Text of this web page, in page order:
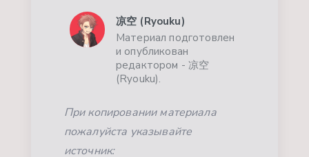
凉空 (Ryouku)
Материал подготовлен
и опубликован
редактором - 凉空
(Ryouku).
При копировании материала
пожалуйста указывайте
источник: